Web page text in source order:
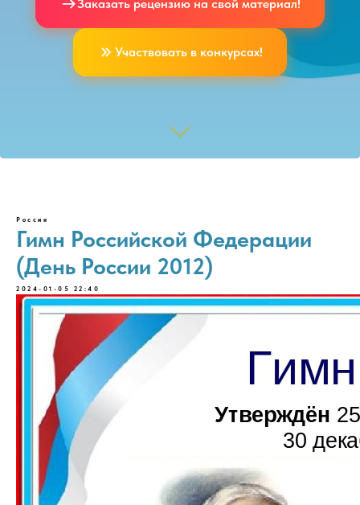
Заказать рецензию на свой материал!
Участвовать в конкурсах!
Россия
Гимн Российской Федерации
(День России 2012)
2024-01-05 22:40